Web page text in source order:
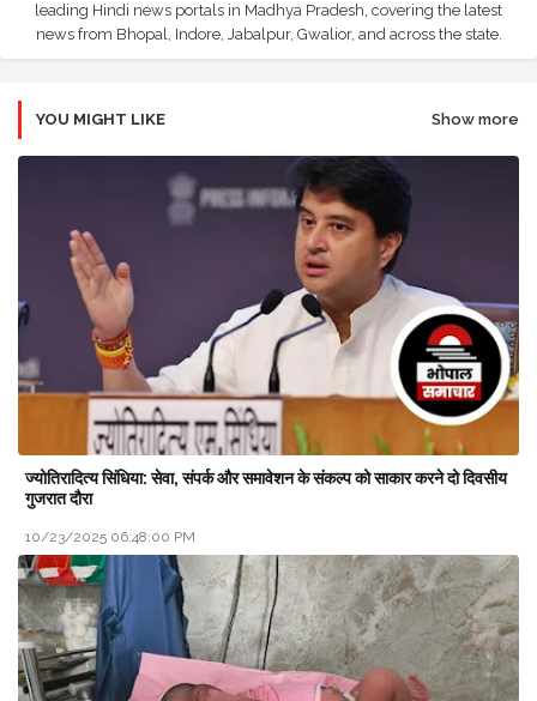
leading Hindi news portals in Madhya Pradesh, covering the latest
news from Bhopal, Indore, Jabalpur, Gwalior, and across the state.
YOU MIGHT LIKE Show more
ज्योतिरादित्य सिंधिया: सेवा, संपर्क और समावेशन के संकल्प को साकार करने दो दिवसीय
गुजरात दौरा
10/23/2025 06:48:00 PM